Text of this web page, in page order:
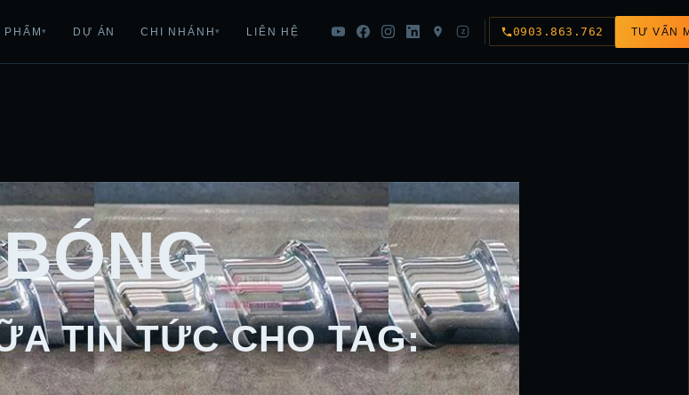
PHẨM▾ DỰ ÁN CHI NHÁNH▾ LIÊN HỆ Z 0903.863.762 TƯ VẤN
TIN TỨC CHO TAG: